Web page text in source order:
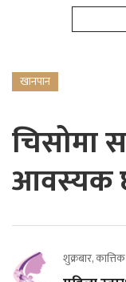
खानपान
चिसोमा
आवस्यक
शुक्रबार,